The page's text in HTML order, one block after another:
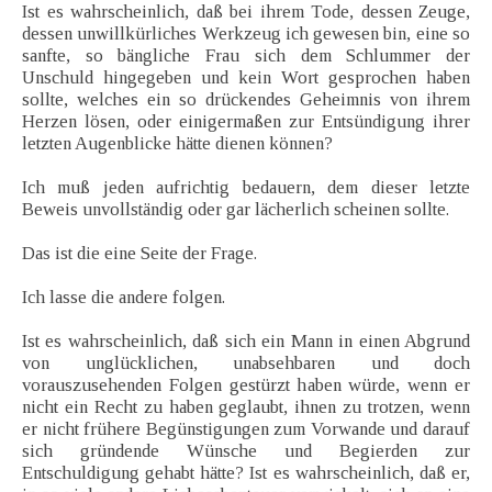
Ist es wahrscheinlich, daß bei ihrem Tode, dessen Zeuge,
dessen unwillkürliches Werkzeug ich gewesen bin, eine so
sanfte, so bängliche Frau sich dem Schlummer der
Unschuld hingegeben und kein Wort gesprochen haben
sollte, welches ein so drückendes Geheimnis von ihrem
Herzen lösen, oder einigermaßen zur Entsündigung ihrer
letzten Augenblicke hätte dienen können?
Ich muß jeden aufrichtig bedauern, dem dieser letzte
Beweis unvollständig oder gar lächerlich scheinen sollte.
Das ist die eine Seite der Frage.
Ich lasse die andere folgen.
Ist es wahrscheinlich, daß sich ein Mann in einen Abgrund
von unglücklichen, unabsehbaren und doch
vorauszusehenden Folgen gestürzt haben würde, wenn er
nicht ein Recht zu haben geglaubt, ihnen zu trotzen, wenn
er nicht frühere Begünstigungen zum Vorwande und darauf
sich gründende Wünsche und Begierden zur
Entschuldigung gehabt hätte? Ist es wahrscheinlich, daß er,